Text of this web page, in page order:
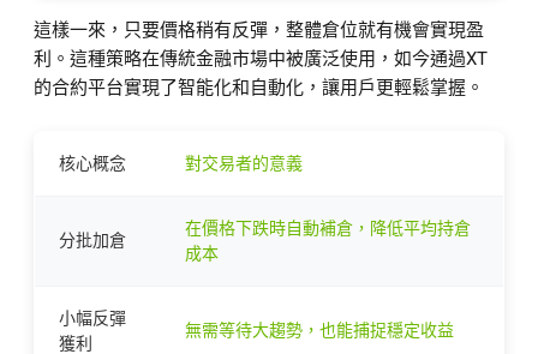
這樣一來，只要價格稍有反彈，整體倉位就有機會實現盈
利。這種策略在傳統金融市場中被廣泛使用，如今通過XT
的合約平台實現了智能化和自動化，讓用戶更輕鬆掌握。
核心概念 對交易者的意義
分批加倉
在價格下跌時自動補倉，降低平均持倉
成本
小幅反彈
獲利
無需等待大趨勢，也能捕捉穩定收益